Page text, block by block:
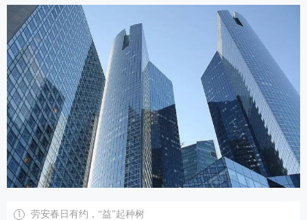
EMERGENCY PLAN
1 劳安春日有约，“益”起种树